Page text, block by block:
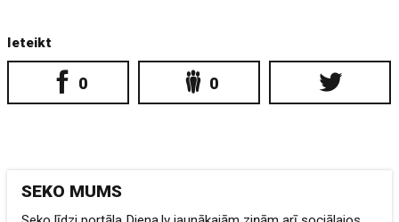
Ieteikt
0 0
SEKO MUMS